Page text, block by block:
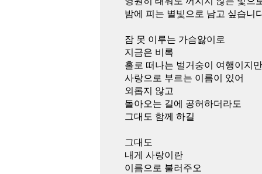
밤에 피는 별빛으로 남고 싶습니
잠 못 이루는 가슴앓이로
지금은 비록
홀로 떠나는 벌거숭이 여행이지만
사랑으로 부르는 이름이 있어
외롭지 않고
돌아오는 길에 공허하더라도
그대도 함께 하길
그대도
내게 사랑이란
이름으로 불러주오